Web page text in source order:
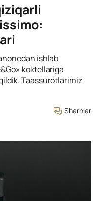
ishlab
koktellariga
Taassurotlarimiz
Sharhlar